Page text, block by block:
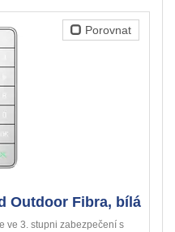
Porovnat
Outdoor Fibra, bílá
ve 3. stupni zabezpečení s